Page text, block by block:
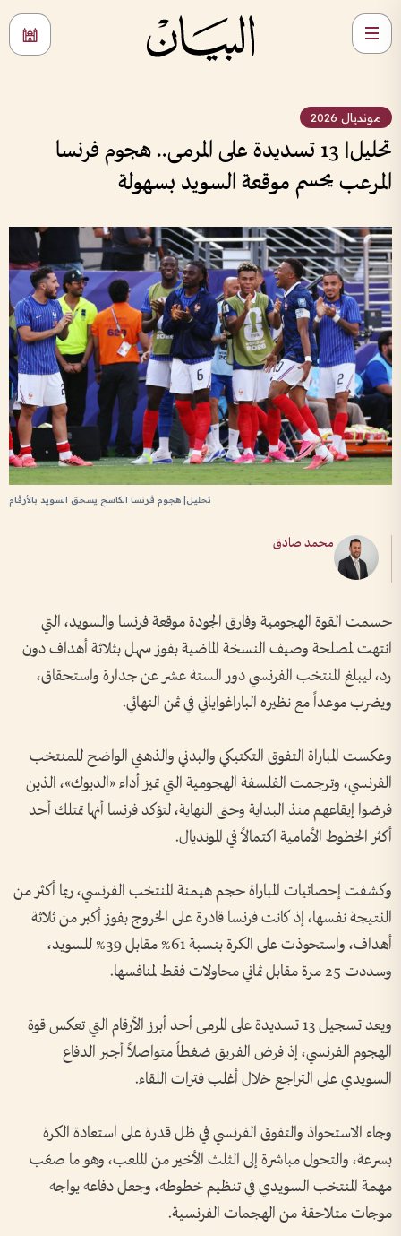
مونديال 2026
تحليل| 13 تسديدة على المرمى.. هجوم فرنسا
المرعب يحسم موقعة السويد بسهولة
تحليل| هجوم فرنسا الكاسح يسحق السويد بالأرقام
محمد صادق
حسمت القوة الهجومية وفارق الجودة موقعة فرنسا والسويد، التي
انتهت لمصلحة وصيف النسخة الماضية بفوز سهل بثلاثة أهداف دون
رد، ليبلغ المنتخب الفرنسي دور الستة عشر عن جدارة واستحقاق،
ويضرب موعداً مع نظيره الباراغواياني في ثمن النهائي.
وعكست المباراة التفوق التكتيكي والبدني والذهني الواضح للمنتخب
الفرنسي، وترجمت الفلسفة الهجومية التي تميز أداء «الديوك»، الذين
فرضوا إيقاعهم منذ البداية وحتى النهاية، لتؤكد فرنسا أنها تمتلك أحد
أكثر الخطوط الأمامية اكتمالاً في المونديال.
وكشفت إحصائيات المباراة حجم هيمنة المنتخب الفرنسي، ربما أكثر من
النتيجة نفسها، إذ كانت فرنسا قادرة على الخروج بفوز أكبر من ثلاثة
أهداف، واستحوذت على الكرة بنسبة 61% مقابل 39% للسويد،
وسددت 25 مرة مقابل ثماني محاولات فقط لمنافسها.
ويعد تسجيل 13 تسديدة على المرمى أحد أبرز الأرقام التي تعكس قوة
الهجوم الفرنسي، إذ فرض الفريق ضغطاً متواصلاً أجبر الدفاع
السويدي على التراجع خلال أغلب فترات اللقاء.
وجاء الاستحواذ والتفوق الفرنسي في ظل قدرة على استعادة الكرة
بسرعة، والتحول مباشرة إلى الثلث الأخير من الملعب، وهو ما صعّب
مهمة المنتخب السويدي في تنظيم خطوطه، وجعل دفاعه يواجه
موجات متلاحقة من الهجمات الفرنسية.